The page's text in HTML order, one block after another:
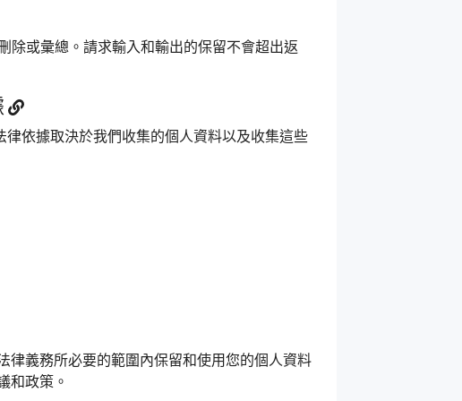
除或彙總。請求輸入和輸出的保留不會超出返
依據取決於我們收集的個人資料以及收集這些
律義務所必要的範圍內保留和使用您的個人資料
和政策。